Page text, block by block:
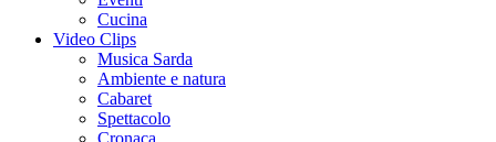
Cucina
Video Clips
Musica Sarda
Ambiente e natura
Cabaret
Spettacolo
Cronaca